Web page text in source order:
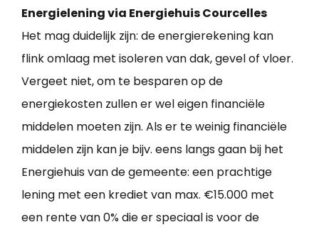
Energielening via Energiehuis Courcelles
Het mag duidelijk zijn: de energierekening kan
flink omlaag met isoleren van dak, gevel of vloer.
Vergeet niet, om te besparen op de
energiekosten zullen er wel eigen financiële
middelen moeten zijn. Als er te weinig financiële
middelen zijn kan je bijv. eens langs gaan bij het
Energiehuis van de gemeente: een prachtige
lening met een krediet van max. €15.000 met
een rente van 0% die er speciaal is voor de